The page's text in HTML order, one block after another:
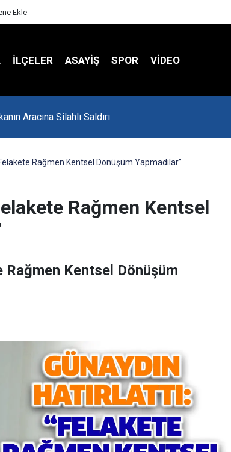
Ekle
İLÇELER ASAYİŞ SPOR VIDEO
Aracına Silahlı Saldırı
Rağmen Kentsel Dönüşüm Yapmadılar”
Rağmen Kentsel
Rağmen Kentsel Dönüşüm